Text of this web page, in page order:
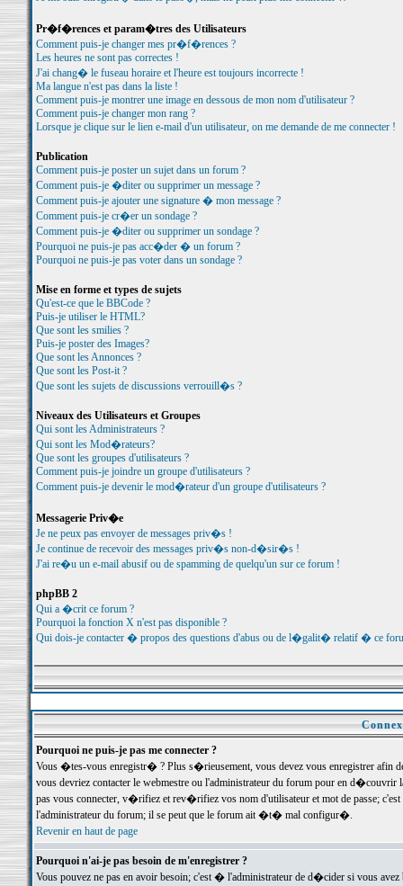
Pr�f�rences et param�tres des Utilisateurs
Comment puis-je changer mes pr�f�rences ?
Les heures ne sont pas correctes !
J'ai chang� le fuseau horaire et l'heure est toujours incorrecte !
Ma langue n'est pas dans la liste !
Comment puis-je montrer une image en dessous de mon nom d'utilisateur ?
Comment puis-je changer mon rang ?
Lorsque je clique sur le lien e-mail d'un utilisateur, on me demande de me connecter !
Publication
Comment puis-je poster un sujet dans un forum ?
Comment puis-je �diter ou supprimer un message ?
Comment puis-je ajouter une signature � mon message ?
Comment puis-je cr�er un sondage ?
Comment puis-je �diter ou supprimer un sondage ?
Pourquoi ne puis-je pas acc�der � un forum ?
Pourquoi ne puis-je pas voter dans un sondage ?
Mise en forme et types de sujets
Qu'est-ce que le BBCode ?
Puis-je utiliser le HTML?
Que sont les smilies ?
Puis-je poster des Images?
Que sont les Annonces ?
Que sont les Post-it ?
Que sont les sujets de discussions verrouill�s ?
Niveaux des Utilisateurs et Groupes
Qui sont les Administrateurs ?
Qui sont les Mod�rateurs?
Que sont les groupes d'utilisateurs ?
Comment puis-je joindre un groupe d'utilisateurs ?
Comment puis-je devenir le mod�rateur d'un groupe d'utilisateurs ?
Messagerie Priv�e
Je ne peux pas envoyer de messages priv�s !
Je continue de recevoir des messages priv�s non-d�sir�s !
J'ai re�u un e-mail abusif ou de spamming de quelqu'un sur ce forum !
phpBB 2
Qui a �crit ce forum ?
Pourquoi la fonction X n'est pas disponible ?
Qui dois-je contacter � propos des questions d'abus ou de l�galit� relatif � ce
Pourquoi ne puis-je pas me connecter ?
Vous �tes-vous enregistr� ? Plus s�rieusement, vous devez vous enregistrer
vous devriez contacter le webmestre ou l'administrateur du forum pour en
pas vous connecter, v�rifiez et rev�rifiez vos nom d'utilisateur et mot de passe;
l'administrateur du forum; il se peut que le forum ait �t� mal configur�.
Revenir en haut de page
Pourquoi n'ai-je pas besoin de m'enregistrer ?
Vous pouvez ne pas en avoir besoin; c'est � l'administrateur de d�cider si vous